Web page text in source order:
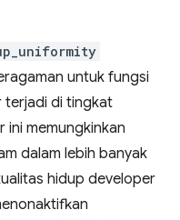
untuk fungsi
terjadi di tingkat
ini memungkinkan
dalam lebih banyak
hidup developer